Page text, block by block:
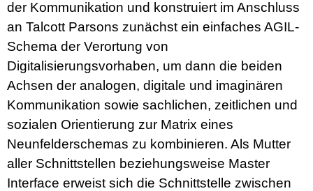
der Kommunikation und konstruiert im Anschluss
an Talcott Parsons zunächst ein einfaches AGIL-
Schema der Verortung von
Digitalisierungsvorhaben, um dann die beiden
Achsen der analogen, digitale und imaginären
Kommunikation sowie sachlichen, zeitlichen und
sozialen Orientierung zur Matrix eines
Neunfelderschemas zu kombinieren. Als Mutter
aller Schnittstellen beziehungsweise Master
Interface erweist sich die Schnittstelle zwischen